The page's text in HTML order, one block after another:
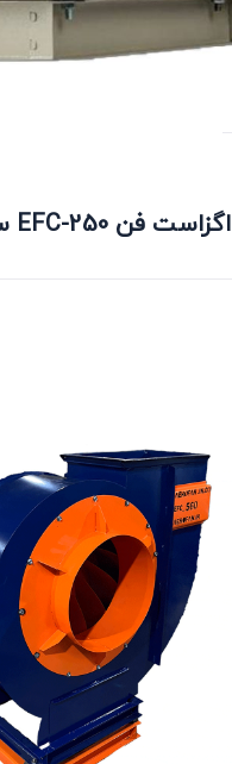
اگزاست فن EFC-250 سری A+